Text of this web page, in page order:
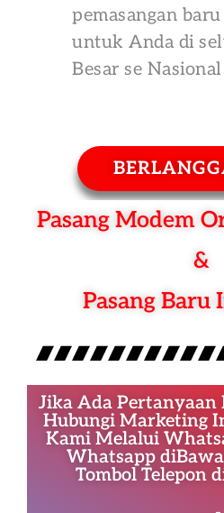
pemasangan
untuk Anda di
Besar se Nasional
Pasang Modem
&
Pasang Baru
Jika Ada Pertanyaan
Hubungi Marketing
Kami Melalui
Whatsapp
Tombol Telepon